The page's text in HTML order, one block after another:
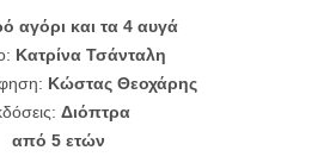
αγόρι και τα 4 αυγά
Κατρίνα Τσάνταλη
Κώστας Θεοχάρης
Διόπτρα
από 5 ετών